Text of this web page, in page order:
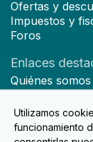
Utilizamos
funcionamiento
Ofertas y
Impuestos y
Foros
Enlaces
Quiénes somos
Hazte socio
Noticias
Contacto